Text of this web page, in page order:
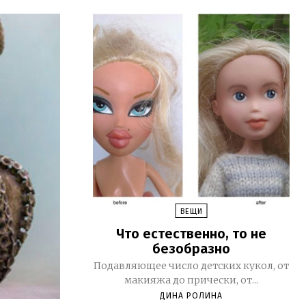
ВЕЩИ
Что естественно, то не
безобразно
Подавляющее число детских кукол, от
макияжа до прически, от...
ДИНА РОЛИНА